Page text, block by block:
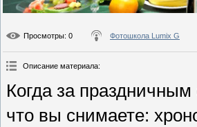
Просмотры: 0 Фотошкола Lumix G
Описание материала:
Когда за
что вы снимаете: